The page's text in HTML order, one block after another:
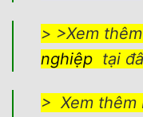
> >Xem
nghiệptại
> Xem thêm